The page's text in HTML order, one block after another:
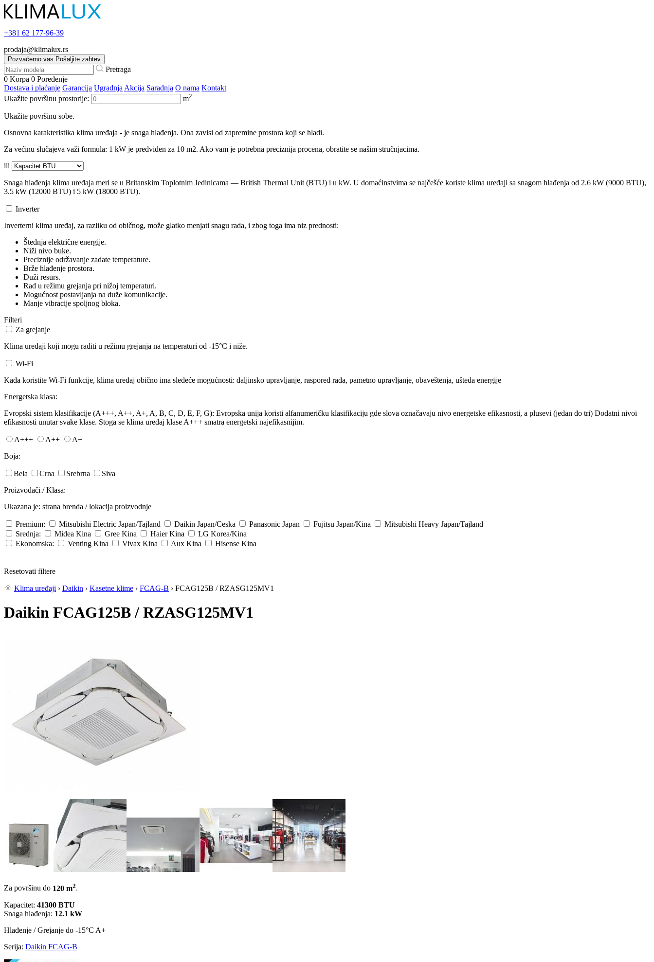
+381 62 177-96-39
prodaja@klimalux.rs
Pozvaćemo vas Pošaljite zahtev
Pretraga
0 Korpa 0 Poređenje
Dostava i plaćanje Garancija Ugradnja Akcija Saradnja O nama Kontakt
Ukažite površinu prostorije:
m2
Ukažite površinu sobe.
Osnovna karakteristika klima uređaja - je snaga hlađenja. Ona zavisi od zapremine prostora koji se hladi.
Za većinu slučajeva važi formula: 1 kW je predviđen za 10 m2. Ako vam je potrebna preciznija procena, obratite se našim stručnjacima.
ili
Snaga hlađenja klima uređaja meri se u Britanskim Toplotnim Jedinicama — British Thermal Unit (BTU) i u kW. U domaćinstvima se najčešće koriste klima uređaji sa snagom hlađenja od 2.6 kW (9000 BTU),
3.5 kW (12000 BTU) i 5 kW (18000 BTU).
Inverter
Inverterni klima uređaj, za razliku od običnog, može glatko menjati snagu rada, i zbog toga ima niz prednosti:
Štednja električne energije.
Niži nivo buke.
Preciznije održavanje zadate temperature.
Brže hlađenje prostora.
Duži resurs.
Rad u režimu grejanja pri nižoj temperaturi.
Mogućnost postavljanja na duže komunikacije.
Manje vibracije spoljnog bloka.
Filteri
Za grejanje
Klima uređaji koji mogu raditi u režimu grejanja na temperaturi od -15°C i niže.
Wi-Fi
Kada koristite Wi-Fi funkcije, klima uređaj obično ima sledeće mogućnosti: daljinsko upravljanje, raspored rada, pametno upravljanje, obaveštenja, ušteda energije
Energetska klasa:
Evropski sistem klasifikacije (A+++, A++, A+, A, B, C, D, E, F, G): Evropska unija koristi alfanumeričku klasifikaciju gde slova označavaju nivo energetske efikasnosti, a plusevi (jedan do tri) Dodatni nivoi
efikasnosti unutar svake klase. Stoga se klima uređaj klase A+++ smatra energetski najefikasnijim.
A+++ A++
A+
Boja:
Bela Crna Srebrna
Siva
Proizvođači / Klasa:
Ukazana je: strana brenda / lokacija proizvodnje
Premium: Mitsubishi Electric Japan/Tajland Daikin Japan/Ceska Panasonic Japan Fujitsu Japan/Kina Mitsubishi Heavy Japan/Tajland
Srednja:
Midea Kina Gree Kina Haier Kina LG Korea/Kina
Ekonomska:
Venting Kina Vivax Kina Aux Kina Hisense Kina
Resetovati filtere
Klima uređaji › Daikin › Kasetne klime › FCAG-B › FCAG125B / RZASG125MV1
Daikin FCAG125B / RZASG125MV1
Za površinu do 120 m2.
Kapacitet: 41300 BTU
Snaga hlađenja: 12.1 kW
Hlađenje / Grejanje do -15°C A+
Serija: Daikin FCAG-B